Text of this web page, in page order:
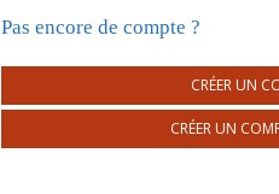
Pas encore de compte ?
CRÉER UN
CRÉER UN